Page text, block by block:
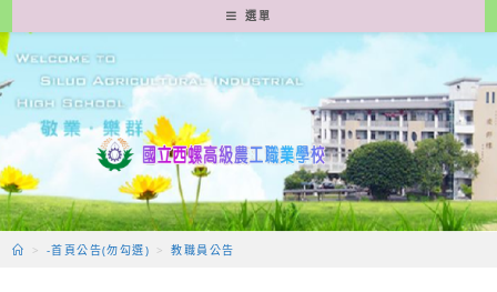
轉
至
要
容
選單
> -首頁公告(勿勾選) > 教職員公告